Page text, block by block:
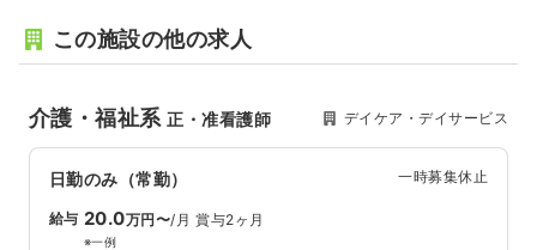
この施設の他の求人
介護・福祉系正・准看護師 デイケア・デイサービス
日勤のみ（常勤） 一時募集休止
給与 20.0万円〜/月 賞与2ヶ月
※一例